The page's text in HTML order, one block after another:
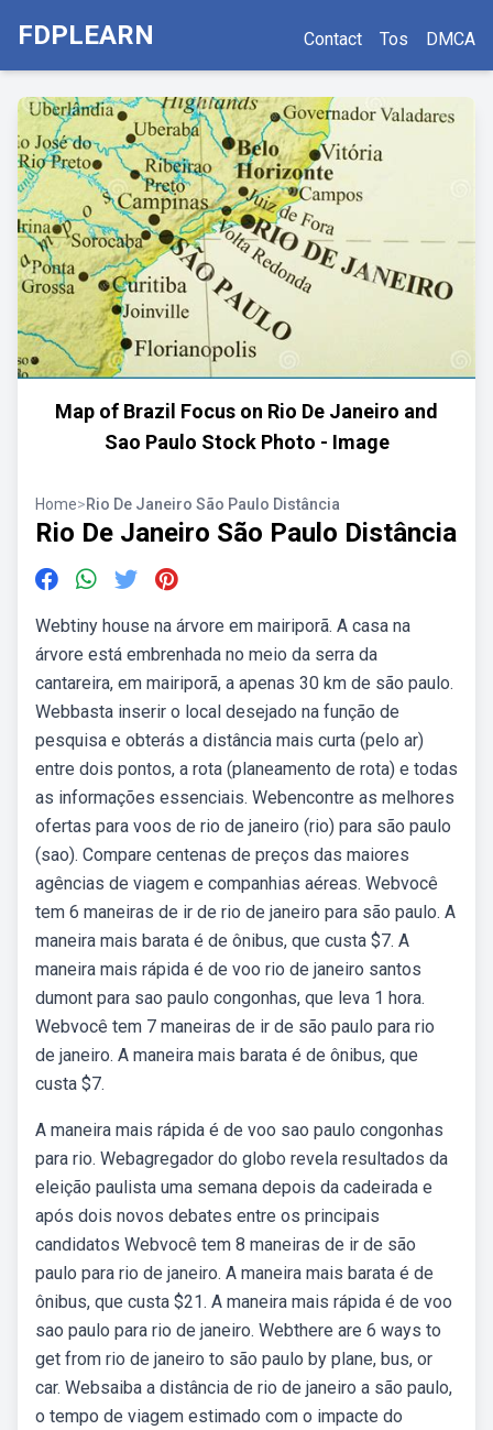
FDPLEARN Contact Tos DMCA
Map of Brazil Focus on Rio De Janeiro and
Sao Paulo Stock Photo - Image
Home>Rio De Janeiro São Paulo Distância
Rio De Janeiro São Paulo Distância
Webtiny house na árvore em mairiporã. A casa na
árvore está embrenhada no meio da serra da
cantareira, em mairiporã, a apenas 30 km de são paulo.
Webbasta inserir o local desejado na função de
pesquisa e obterás a distância mais curta (pelo ar)
entre dois pontos, a rota (planeamento de rota) e todas
as informações essenciais. Webencontre as melhores
ofertas para voos de rio de janeiro (rio) para são paulo
(sao). Compare centenas de preços das maiores
agências de viagem e companhias aéreas. Webvocê
tem 6 maneiras de ir de rio de janeiro para são paulo. A
maneira mais barata é de ônibus, que custa $7. A
maneira mais rápida é de voo rio de janeiro santos
dumont para sao paulo congonhas, que leva 1 hora.
Webvocê tem 7 maneiras de ir de são paulo para rio
de janeiro. A maneira mais barata é de ônibus, que
custa $7.
A maneira mais rápida é de voo sao paulo congonhas
para rio. Webagregador do globo revela resultados da
eleição paulista uma semana depois da cadeirada e
após dois novos debates entre os principais
candidatos Webvocê tem 8 maneiras de ir de são
paulo para rio de janeiro. A maneira mais barata é de
ônibus, que custa $21. A maneira mais rápida é de voo
sao paulo para rio de janeiro. Webthere are 6 ways to
get from rio de janeiro to são paulo by plane, bus, or
car. Websaiba a distância de rio de janeiro a são paulo,
o tempo de viagem estimado com o impacte do